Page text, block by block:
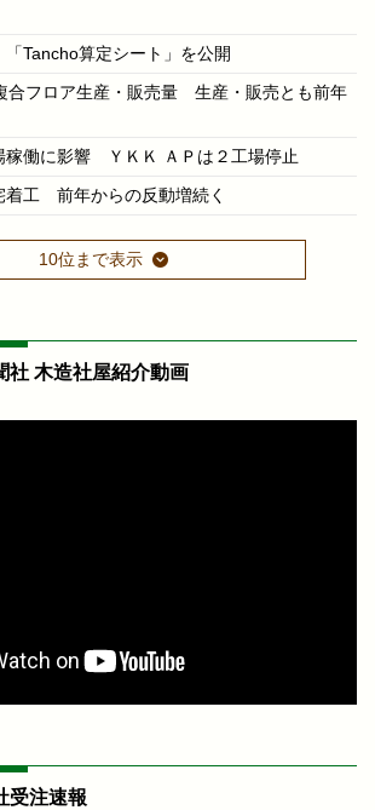
Tancho算定シート」を公開
合フロア生産・販売量 生産・販売とも前年
稼働に影響 ＹＫＫ ＡＰは２工場停止
着工 前年からの反動増続く
10位まで表示
社 木造社屋紹介動画
受注速報